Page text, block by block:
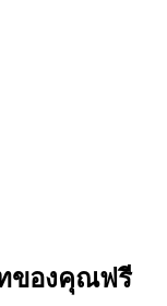
ของคุณฟรี